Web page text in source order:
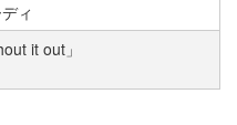
ィ
it out」